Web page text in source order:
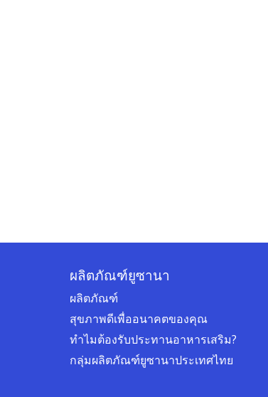
ผลิตภัณฑ์ยูซานา
ผลิตภัณฑ์
สุขภาพดีเพื่ออนาคตของคุณ
ทำไมต้องรับประทานอาหารเสริม?
กลุ่มผลิตภัณฑ์ยูซานาประเทศไทย